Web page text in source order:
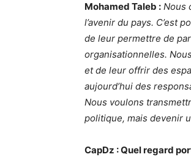
Mohamed Taleb : Nous
l’avenir du pays. C’est
de leur permettre de
organisationnelles.
et de leur offrir des
aujourd’hui des
Nous voulons
politique, mais devenir
CapDz : Quel regard